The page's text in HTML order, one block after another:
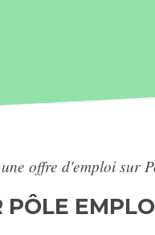
offre d'emploi sur